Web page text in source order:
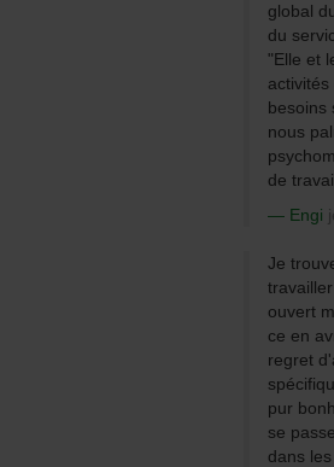
global
du
"Elle et
besoins
nous
de
Engi
Je
ouvert
ce en
regret
pur
se
dans